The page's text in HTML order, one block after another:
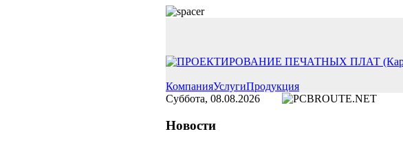
КомпанияУслугиПродукция
Суббота, 08.08.2026
Новости